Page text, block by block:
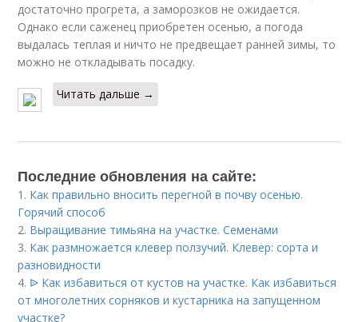
достаточно прогрета, а заморозков не ожидается.
Однако если саженец приобретен осенью, а погода
выдалась теплая и ничто не предвещает ранней зимы, то
можно не откладывать посадку.
Читать дальше →
Последние обновления на сайте:
1. Как правильно вносить перегной в почву осенью.
Горячий способ
2. Выращивание тимьяна на участке. Семенами
3. Как размножается клевер ползучий. Клевер: сорта и
разновидности
4. ᐉ Как избавиться от кустов на участке. Как избавиться
от многолетних сорняков и кустарника на запущенном
участке?